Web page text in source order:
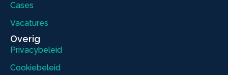
Cases
Vacatures
Overig
Privacybeleid
Cookiebeleid